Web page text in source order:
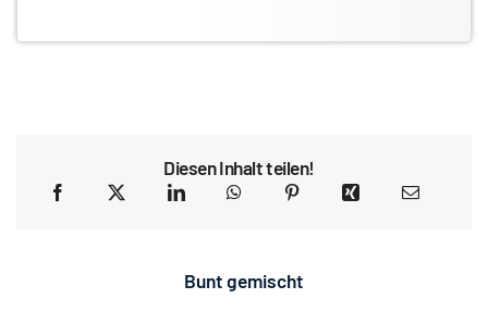
Diesen Inhalt teilen!
Bunt gemischt